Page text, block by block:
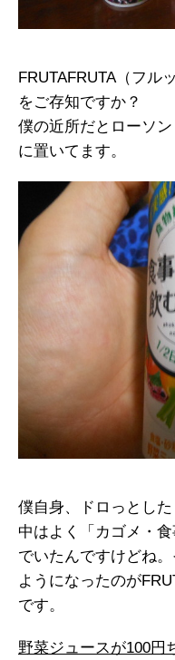
FRUTAFRUTA（フル
をご存知ですか？
僕の近所だとローソ
に置いてます。
僕自身、ドロっとし
中はよく「カゴメ・
でいたんですけどね
ようになったのが
です。
野菜ジュースが100